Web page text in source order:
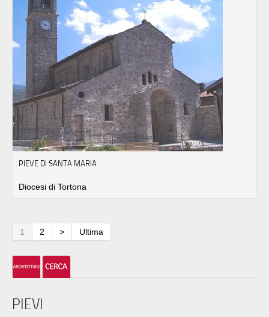
PIEVE DI SANTA MARIA
Diocesi di Tortona
1 2 > Ultima
PIEVI